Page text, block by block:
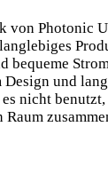
von ⁣Photonic
bequeme
Design und
nicht​ benutzt,